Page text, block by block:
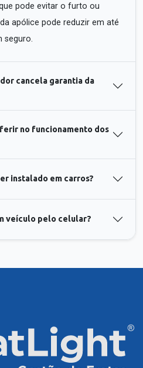
pode evitar o furto ou
apólice pode reduzir em até
seguro.
cancela garantia da
no funcionamento dos
instalado em carros?
veículo pelo celular?